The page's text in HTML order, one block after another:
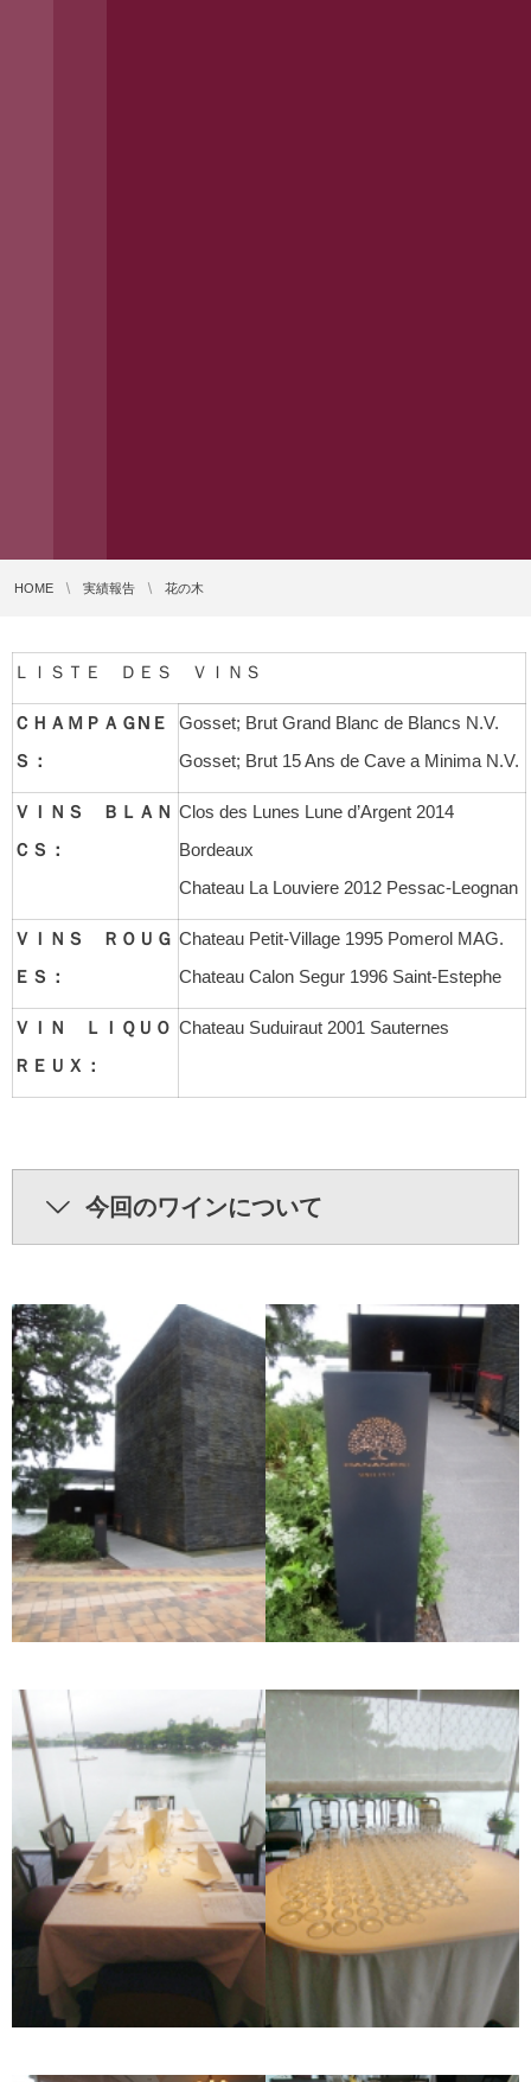
HOME 実績報告 花の木
ＬＩＳＴＥ ＤＥＳ ＶＩＮＳ
ＣＨＡＭＰＡＧNＥ
Ｓ：
Gosset; Brut Grand Blanc de Blancs N.V.
Gosset; Brut 15 Ans de Cave a Minima N.V.
ＶＩＮＳ ＢＬＡＮ
ＣＳ：
Clos des Lunes Lune d’Argent 2014
Bordeaux
Chateau La Louviere 2012 Pessac-Leognan
ＶＩＮＳ ＲＯＵＧ
ＥＳ：
Chateau Petit-Village 1995 Pomerol MAG.
Chateau Calon Segur 1996 Saint-Estephe
ＶＩＮ ＬＩＱＵＯ
ＲＥＵＸ：
Chateau Suduiraut 2001 Sauternes
今回のワインについて
今回のワインは全部で７種類です。